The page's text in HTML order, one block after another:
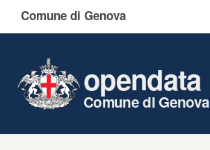
Comune di Genova
opendata
Comune di Genova